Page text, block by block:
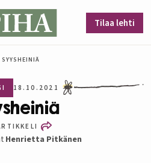
Tilaa lehti
SYYSHEINIÄ
18.10.2021
Henrietta Pitkänen